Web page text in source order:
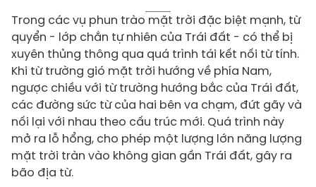
Trong các vụ phun trào mặt trời đặc biệt mạnh, từ
quyển - lớp chắn tự nhiên của Trái đất - có thể bị
xuyên thủng thông qua quá trình tái kết nối từ tính.
Khi từ trường gió mặt trời hướng về phía Nam,
ngược chiều với từ trường hướng bắc của Trái đất,
các đường sức từ của hai bên va chạm, đứt gãy và
nối lại với nhau theo cấu trúc mới. Quá trình này
mở ra lỗ hổng, cho phép một lượng lớn năng lượng
mặt trời tràn vào không gian gần Trái đất, gây ra
bão địa từ.